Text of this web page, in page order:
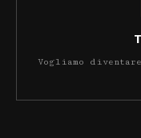
Vogliamo